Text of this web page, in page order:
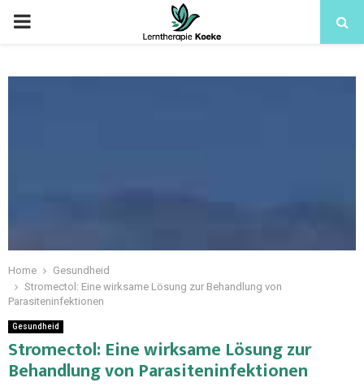
Home
Gesundheid
Stromectol: Eine wirksame Lösung zur Behandlung von
Parasiteninfektionen
Gesundheid
Stromectol: Eine wirksame Lösung zur
Behandlung von Parasiteninfektionen